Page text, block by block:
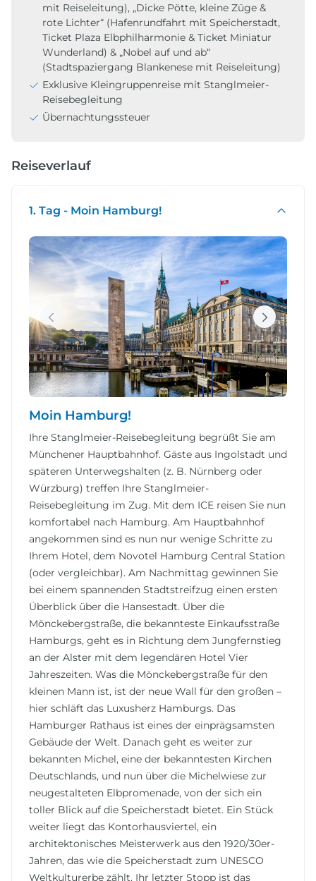
mit Reiseleitung), „Dicke Pötte, kleine Züge &
rote Lichter“ (Hafenrundfahrt mit Speicherstadt,
Ticket Plaza Elbphilharmonie & Ticket Miniatur
Wunderland) & „Nobel auf und ab“
(Stadtspaziergang Blankenese mit Reiseleitung)
Exklusive Kleingruppenreise mit Stanglmeier-
Reisebegleitung
Übernachtungssteuer
Reiseverlauf
1. Tag - Moin Hamburg!
Moin Hamburg!
Ihre Stanglmeier-Reisebegleitung begrüßt Sie am
Münchener Hauptbahnhof. Gäste aus Ingolstadt und
späteren Unterwegshalten (z. B. Nürnberg oder
Würzburg) treffen Ihre Stanglmeier-
Reisebegleitung im Zug. Mit dem ICE reisen Sie nun
komfortabel nach Hamburg. Am Hauptbahnhof
angekommen sind es nun nur wenige Schritte zu
Ihrem Hotel, dem Novotel Hamburg Central Station
(oder vergleichbar). Am Nachmittag gewinnen Sie
bei einem spannenden Stadtstreifzug einen ersten
Überblick über die Hansestadt. Über die
Mönckebergstraße, die bekannteste Einkaufsstraße
Hamburgs, geht es in Richtung dem Jungfernstieg
an der Alster mit dem legendären Hotel Vier
Jahreszeiten. Was die Mönckebergstraße für den
kleinen Mann ist, ist der neue Wall für den großen –
hier schläft das Luxusherz Hamburgs. Das
Hamburger Rathaus ist eines der einprägsamsten
Gebäude der Welt. Danach geht es weiter zur
bekannten Michel, eine der bekanntesten Kirchen
Deutschlands, und nun über die Michelwiese zur
neugestalteten Elbpromenade, von der sich ein
toller Blick auf die Speicherstadt bietet. Ein Stück
weiter liegt das Kontorhausviertel, ein
architektonisches Meisterwerk aus den 1920/30er-
Jahren, das wie die Speicherstadt zum UNESCO
Weltkulturerbe zählt. Ihr letzter Stopp ist das